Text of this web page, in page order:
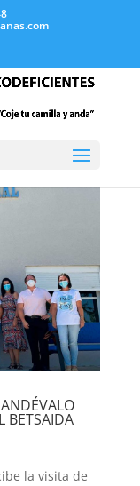
BETSAIDA
la visita de